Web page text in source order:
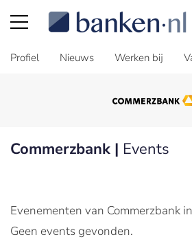
Profiel Nieuws Werken bij
Commerzbank | Events
Evenementen van Commerzbank
Geen events gevonden.